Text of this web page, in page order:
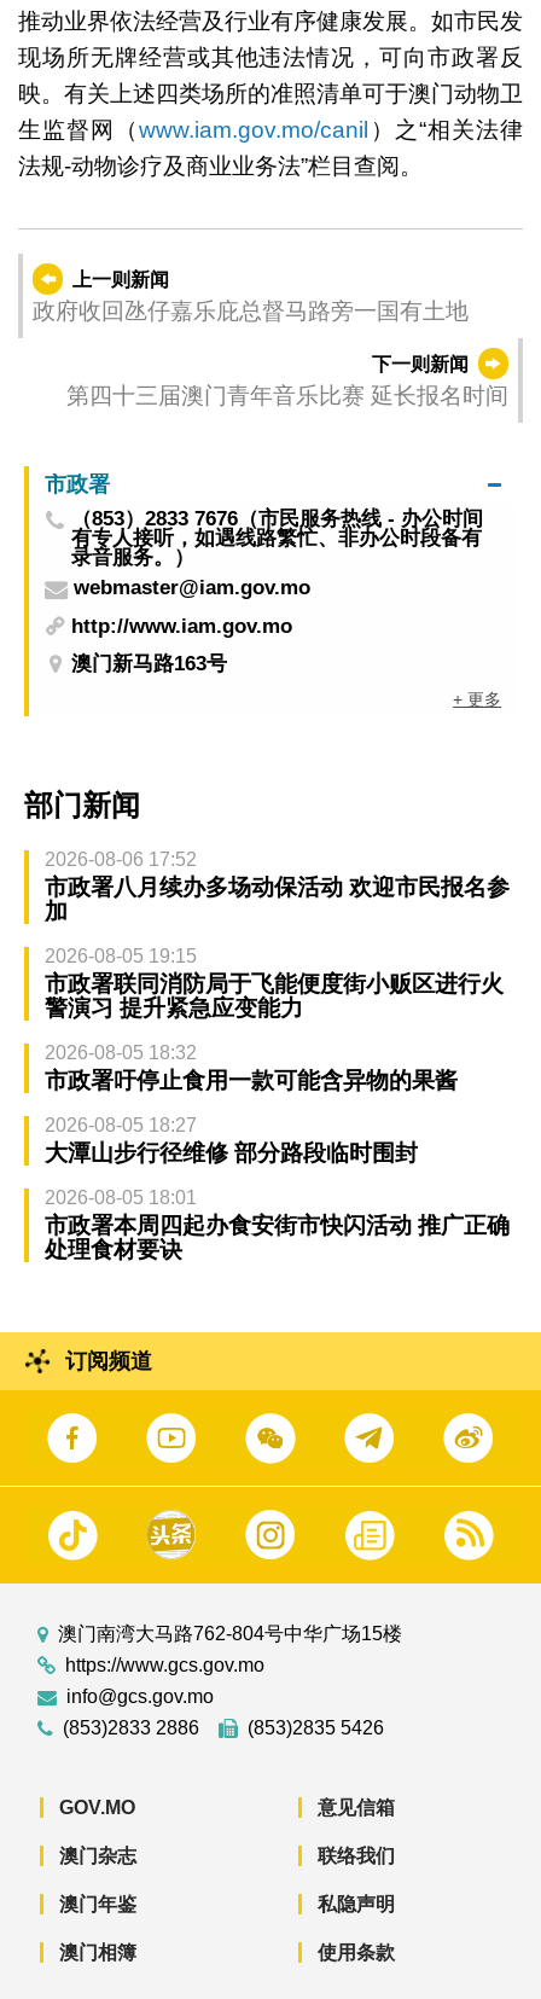
推动业界依法经营及行业有序健康发展。如市民发
现场所无牌经营或其他违法情况，可向市政署反
映。有关上述四类场所的准照清单可于澳门动物卫
生监督网（www.iam.gov.mo/canil ）之“相关法律
法规-动物诊疗及商业业务法”栏目查阅。
上一则新闻
政府收回氹仔嘉乐庇总督马路旁一国有土地
下一则新闻
第四十三届澳门青年音乐比赛 延长报名时间
市政署
（853）2833 7676（市民服务热线 - 办公时间
有专人接听，如遇线路繁忙、非办公时段备有
录音服务。）
webmaster@iam.gov.mo
http://www.iam.gov.mo
澳门新马路163号
+ 更多
部门新闻
2026-08-06 17:52
市政署八月续办多场动保活动 欢迎市民报名参
加
2026-08-05 19:15
市政署联同消防局于飞能便度街小贩区进行火
警演习 提升紧急应变能力
2026-08-05 18:32
市政署吁停止食用一款可能含异物的果酱
2026-08-05 18:27
大潭山步行径维修 部分路段临时围封
2026-08-05 18:01
市政署本周四起办食安街市快闪活动 推广正确
处理食材要诀
订阅频道
澳门南湾大马路762-804号中华广场15楼
https://www.gcs.gov.mo
info@gcs.gov.mo
(853)2833 2886
(853)2835 5426
GOV.MO
澳门杂志
澳门年鉴
澳门相簿
意见信箱
联络我们
私隐声明
使用条款